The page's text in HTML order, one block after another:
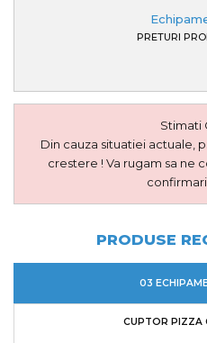
PRETURI
Stimati
Din cauza situatiei actuale,
crestere ! Va rugam sa ne
PRODUSE
03
CUPTOR PIZZA